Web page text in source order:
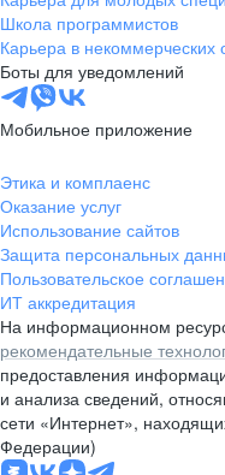
Школа программистов
Карьера в некоммерческих
Боты для уведомлений
Мобильное приложение
Этика и комплаенс
Оказание услуг
Использование сайтов
Защита персональных
Пользовательское
ИТ аккредитация
На информационном
рекомендательные
предоставления
и анализа сведений,
сети «Интернет»,
Федерации)